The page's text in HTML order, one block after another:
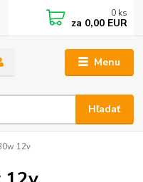
Menu
Hľadať
0 ks
za 0,00 EUR
12v